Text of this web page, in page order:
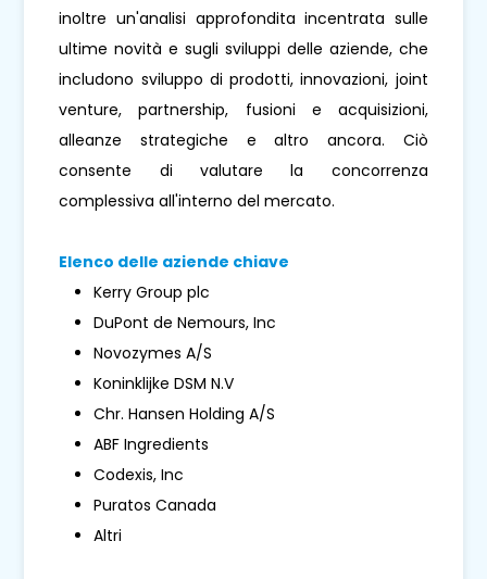
inoltre un'analisi approfondita incentrata sulle
ultime novità e sugli sviluppi delle aziende, che
includono sviluppo di prodotti, innovazioni, joint
venture, partnership, fusioni e acquisizioni,
alleanze strategiche e altro ancora. Ciò
consente di valutare la concorrenza
complessiva all'interno del mercato.
Elenco delle aziende chiave
Kerry Group plc
DuPont de Nemours, Inc
Novozymes A/S
Koninklijke DSM N.V
Chr. Hansen Holding A/S
ABF Ingredients
Codexis, Inc
Puratos Canada
Altri